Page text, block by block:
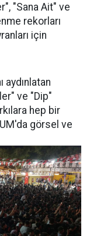
"Sana Ait" ve
rekorları
için
aydınlatan
ve "Dip"
hep bir
görsel ve